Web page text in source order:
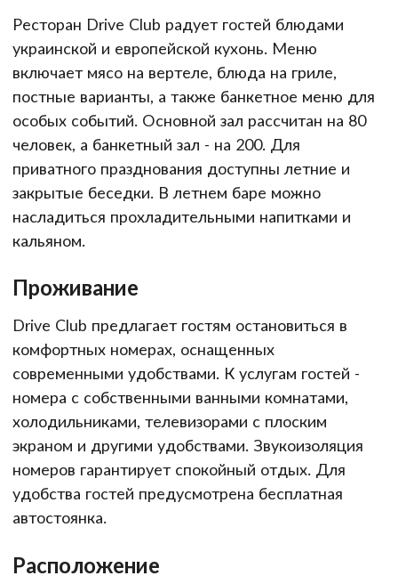
Ресторан Drive Club радует гостей блюдами
украинской и европейской кухонь. Меню
включает мясо на вертеле, блюда на гриле,
постные варианты, а также банкетное меню для
особых событий. Основной зал рассчитан на 80
человек, а банкетный зал - на 200. Для
приватного празднования доступны летние и
закрытые беседки. В летнем баре можно
насладиться прохладительными напитками и
кальяном.
Проживание
Drive Club предлагает гостям остановиться в
комфортных номерах, оснащенных
современными удобствами. К услугам гостей -
номера с собственными ванными комнатами,
холодильниками, телевизорами с плоским
экраном и другими удобствами. Звукоизоляция
номеров гарантирует спокойный отдых. Для
удобства гостей предусмотрена бесплатная
автостоянка.
Расположение